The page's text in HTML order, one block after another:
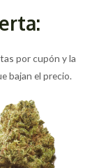
por cupón y la
bajan el precio.